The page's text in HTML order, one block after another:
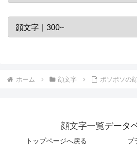
ホーム 顔文字 ボソボソの
顔文字一覧データ
トップページへ戻る プ